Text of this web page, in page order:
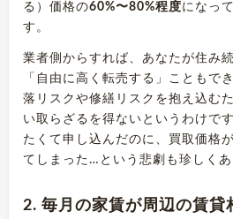
る）価格の60%〜80%程度になっ
す。
業者側からすれば、あなたが住み
「自由に高く転売する」こともで
落リスクや修繕リスクを抱え込む
い取らざるを得ないというわけで
たくて申し込んだのに、買取価格
てしまった…という悲劇も珍しくあ
2. 毎月の家賃が周辺の賃貸